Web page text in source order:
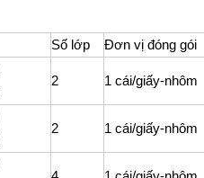
Số lớp Đơn vị đóng gói
2 1 cái/giấy-nhôm
2 1 cái/giấy-nhôm